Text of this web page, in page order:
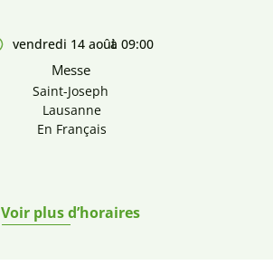
vendredi 14 aoûtà 09:00
Messe
Saint-Joseph
Lausanne
En Français
Voir plus d’horaires